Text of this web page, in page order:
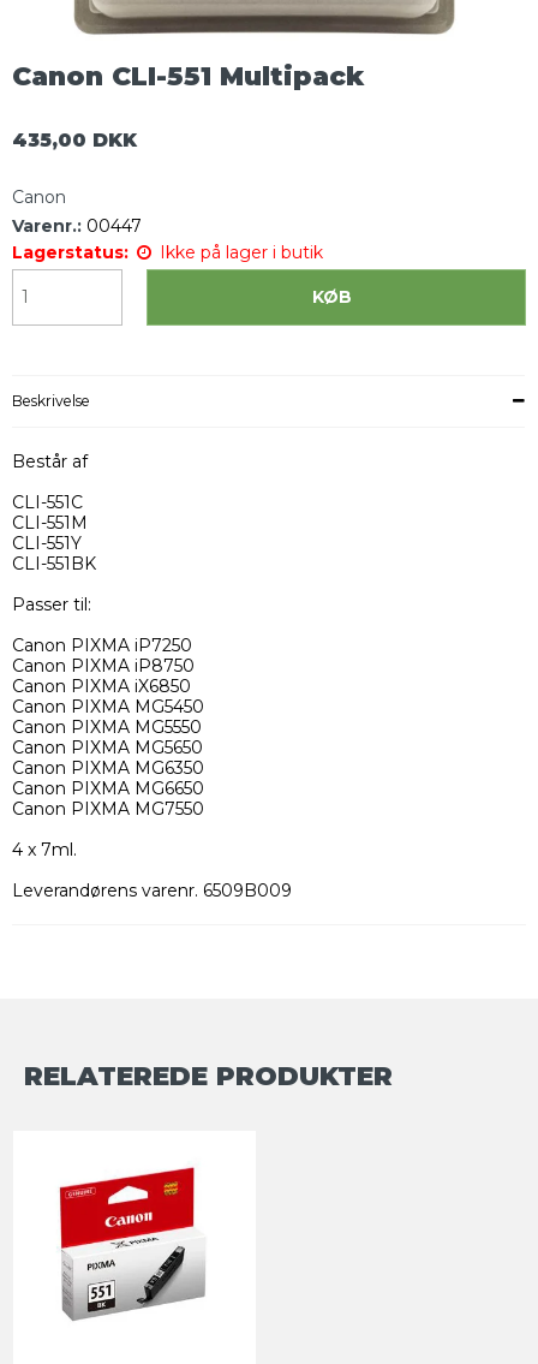
Canon CLI-551 Multipack
435,00 DKK
Canon
Varenr.: 00447
Lagerstatus:
Ikke på lager i butik
KØB
Beskrivelse
Består af
CLI-551C
CLI-551M
CLI-551Y
CLI-551BK
Passer til:
Canon PIXMA iP7250
Canon PIXMA iP8750
Canon PIXMA iX6850
Canon PIXMA MG5450
Canon PIXMA MG5550
Canon PIXMA MG5650
Canon PIXMA MG6350
Canon PIXMA MG6650
Canon PIXMA MG7550
4 x 7ml.
Leverandørens varenr. 6509B009
RELATEREDE PRODUKTER